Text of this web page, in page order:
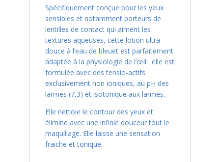
Spécifiquement conçue pour les yeux
sensibles et notamment porteurs de
lentilles de contact qui aiment les
textures aqueuses, cette lotion ultra-
douce à l’eau de bleuet est parfaitement
adaptée à la physiologie de l’œil : elle est
formulée avec des tensio-actifs
exclusivement non ioniques, au pH des
larmes (7,3) et isotonique aux larmes.
Elle nettoie le contour des yeux et
élimine avec une infinie douceur tout le
maquillage. Elle laisse une sensation
fraiche et tonique.